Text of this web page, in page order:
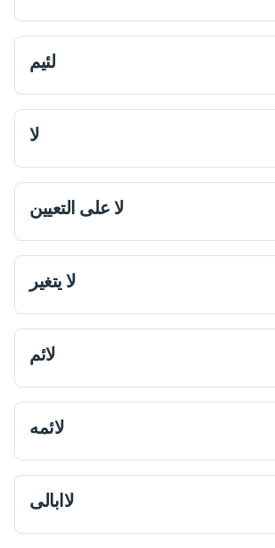
لئیم
لا
لا علی التعيین
لا يتغير
لائم
لائمه
لاابالی